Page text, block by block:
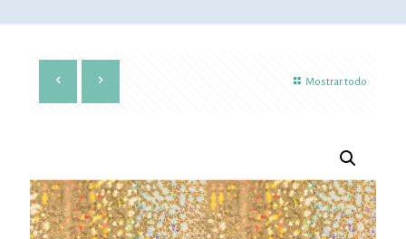
Mostrar todo